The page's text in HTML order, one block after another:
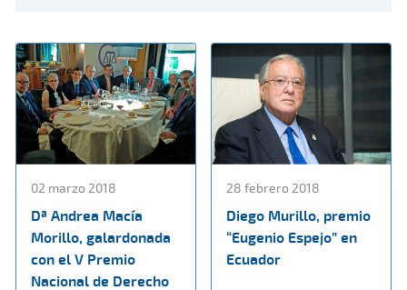
02 marzo 2018
Dª Andrea Macía
Morillo, galardonada
con el V Premio
Nacional de Derecho
28 febrero 2018
Diego Murillo, premio
“Eugenio Espejo” en
Ecuador